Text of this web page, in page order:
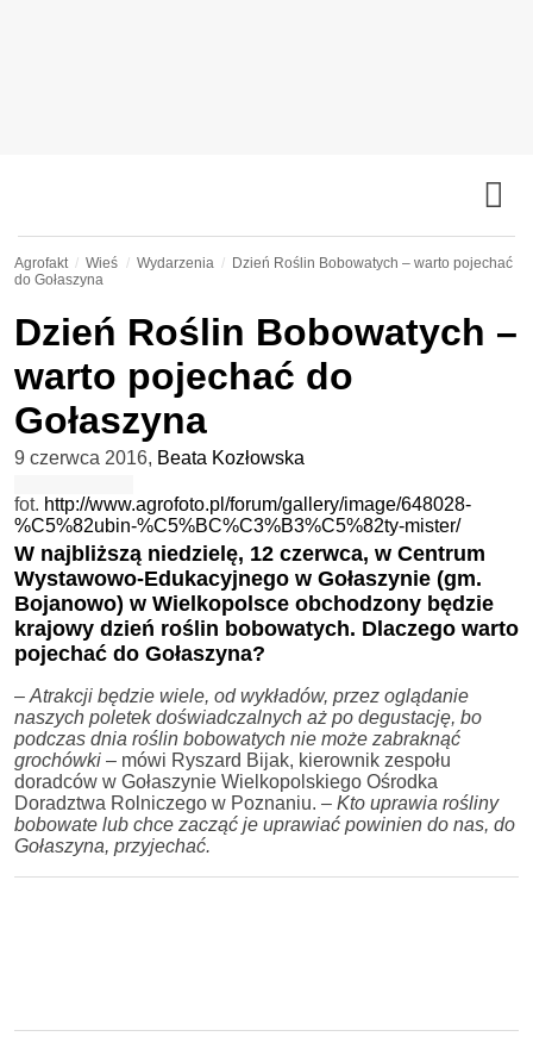
Agrofakt Wieś Wydarzenia
Dzień Roślin Bobowatych – warto pojechać
do Gołaszyna
Dzień Roślin Bobowatych –
warto pojechać do
Gołaszyna
9 czerwca 2016, Beata Kozłowska
fot. http://www.agrofoto.pl/forum/gallery/image/648028-
%C5%82ubin-%C5%BC%C3%B3%C5%82ty-mister/
W najbliższą niedzielę, 12 czerwca, w Centrum
Wystawowo-Edukacyjnego w Gołaszynie (gm.
Bojanowo) w Wielkopolsce obchodzony będzie
krajowy dzień roślin bobowatych. Dlaczego warto
pojechać do Gołaszyna?
– Atrakcji będzie wiele, od wykładów, przez oglądanie
naszych poletek doświadczalnych aż po degustację, bo
podczas dnia roślin bobowatych nie może zabraknąć
grochówki – mówi Ryszard Bijak, kierownik zespołu
doradców w Gołaszynie Wielkopolskiego Ośrodka
Doradztwa Rolniczego w Poznaniu. – Kto uprawia rośliny
bobowate lub chce zacząć je uprawiać powinien do nas, do
Gołaszyna, przyjechać.